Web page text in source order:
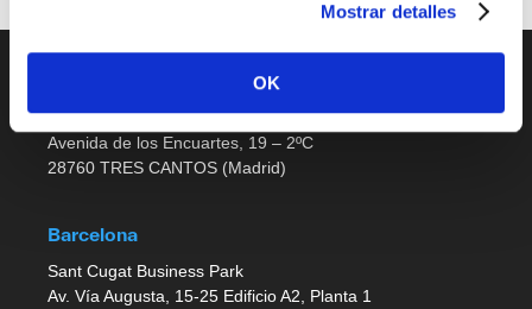
Mostrar detalles
OK
Avenida de los Encuartes, 19 – 2ºC
28760 TRES CANTOS (Madrid)
Barcelona
Sant Cugat Business Park
Av. Vía Augusta, 15-25 Edificio A2, Planta 1